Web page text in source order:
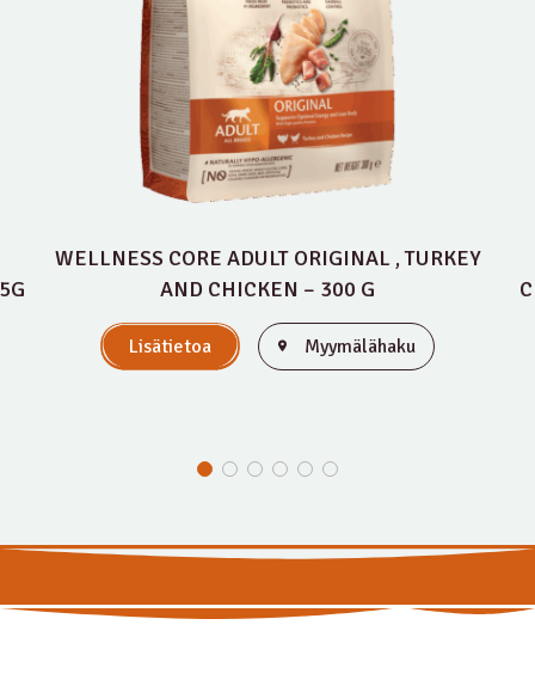
WELLNESS CORE ADULT ORIGINAL , TURKEY
AND CHICKEN – 300 G
Lisätietoa Myymälähaku